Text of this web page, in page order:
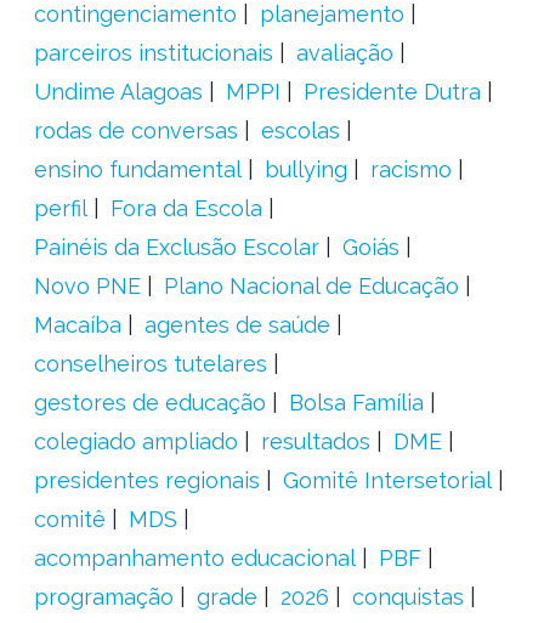
contingenciamento
planejamento
parceiros institucionais
avaliação
Undime Alagoas
MPPI
Presidente Dutra
rodas de conversas
escolas
ensino fundamental
bullying
racismo
perfil
Fora da Escola
Painéis da Exclusão Escolar
Goiás
Novo PNE
Plano Nacional de Educação
Macaíba
agentes de saúde
conselheiros tutelares
gestores de educação
Bolsa Família
colegiado ampliado
resultados
DME
presidentes regionais
Gomitê Intersetorial
comitê
MDS
acompanhamento educacional
PBF
programação
grade 2026 conquistas